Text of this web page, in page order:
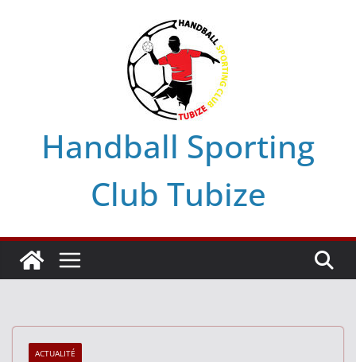
Handball Sporting
Club Tubize
ACTUALITÉ